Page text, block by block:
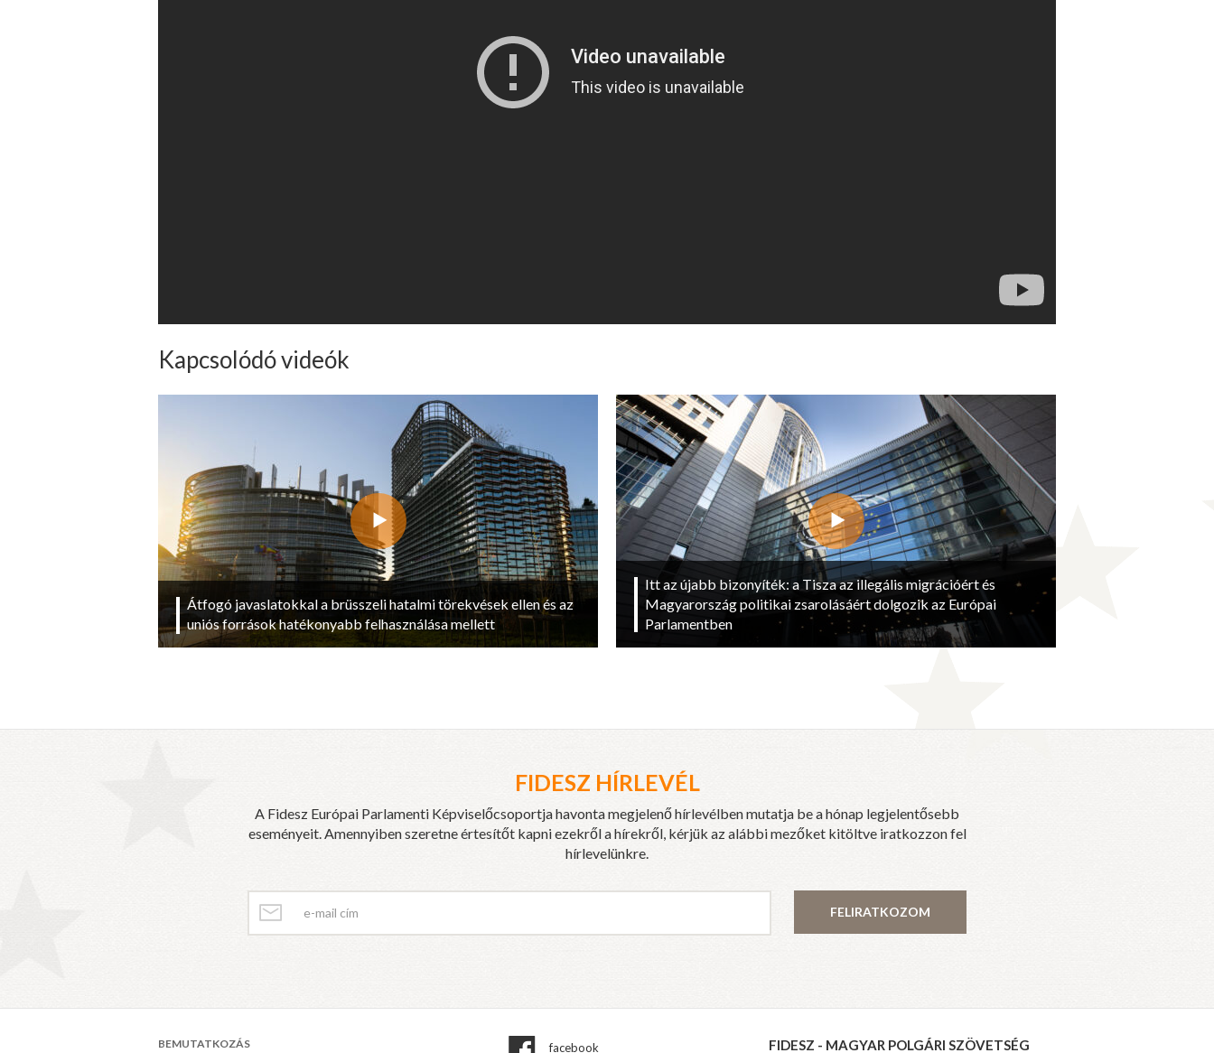
Kapcsolódó videók
Átfogó javaslatokkal a brüsszeli hatalmi törekvések ellen és az
uniós források hatékonyabb felhasználása mellett
Itt az újabb bizonyíték: a Tisza az illegális migrációért és
Magyarország politikai zsarolásáért dolgozik az Európai
Parlamentben
FIDESZ HÍRLEVÉL
A Fidesz Európai Parlamenti Képviselőcsoportja havonta megjelenő hírlevélben mutatja be a hónap legjelentősebb
eseményeit. Amennyiben szeretne értesítőt kapni ezekről a hírekről, kérjük az alábbi mezőket kitöltve iratkozzon fel
hírlevelünkre.
FELIRATKOZOM
BEMUTATKOZÁS facebook FIDESZ - MAGYAR POLGÁRI SZÖVETSÉG